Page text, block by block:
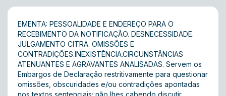
EMENTA: PESSOALIDADE E ENDEREÇO PARA O
RECEBIMENTO DA NOTIFICAÇÃO. DESNECESSIDADE.
JULGAMENTO CITRA. OMISSÕES E
CONTRADIÇÕES.INEXISTÊNCIA.CIRCUNSTÂNCIAS
ATENUANTES E AGRAVANTES ANALISADAS. Servem os
Embargos de Declaração restritivamente para questionar
omissões, obscuridades e/ou contradições apontadas
nos textos sentenciais; não lhes cabendo discutir